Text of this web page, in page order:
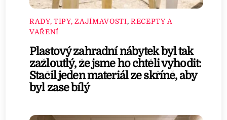
RADY, TIPY, ZAJÍMAVOSTI, RECEPTY A
VAŘENÍ
Plastový zahradní nábytek byl tak
zažloutlý, že jsme ho chtěli vyhodit:
Stačil jeden materiál ze skříně, aby
byl zase bílý